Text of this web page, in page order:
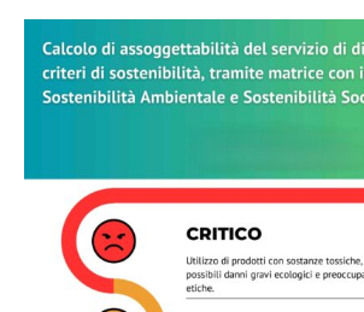
livello
svolto